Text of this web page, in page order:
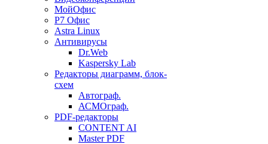
МойОфис
P7 Офис
Astra Linux
Антивирусы
Dr.Web
Kaspersky Lab
Редакторы диаграмм, блок-
схем
Автограф.
АСМОграф.
PDF-редакторы
CONTENT AI
Master PDF